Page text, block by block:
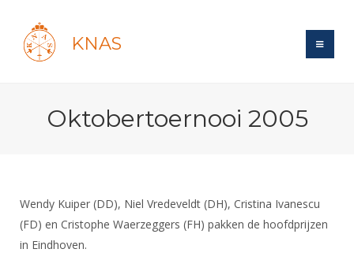
KNAS
Login
Forums
Bond
Lidmaatschap
Tarieven
Introductie
Recreatiesport
Wat is topsport
Informatie
Oktobertoernooi 2005
Wendy Kuiper (DD), Niel Vredeveldt (DH), Cristina Ivanescu
(FD) en Cristophe Waerzeggers (FH) pakken de hoofdprijzen
in Eindhoven.